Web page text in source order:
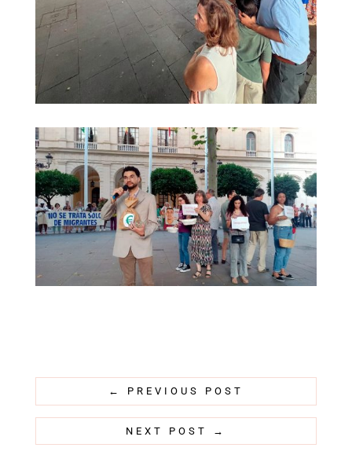
← PREVIOUS POST
NEXT POST →